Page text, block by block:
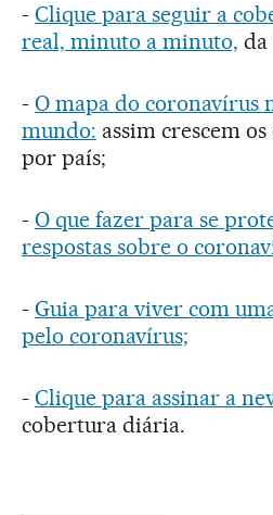
- Clique para seguir a
real, minuto a minuto, da
- O mapa do coronavírus
mundo: assim crescem
por país;
- O que fazer para se
respostas sobre o
- Guia para viver com
pelo coronavírus;
- Clique para assinar a
cobertura diária.